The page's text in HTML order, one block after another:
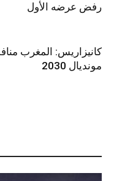
رفض عرضه الأول
كانيزاريس: المغرب
مونديال 2030